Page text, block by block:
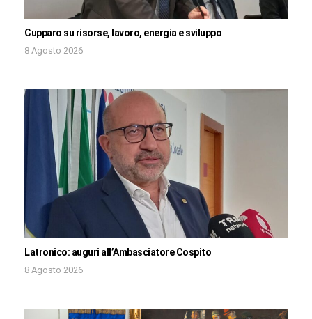
Cupparo su risorse, lavoro, energia e sviluppo
8 Agosto 2026
Latronico: auguri all’Ambasciatore Cospito
8 Agosto 2026